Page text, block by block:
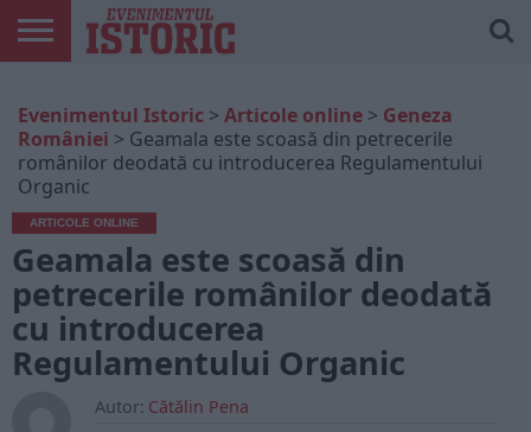
ONLINE
EDIȚII
TIPĂRITE
ISTORIC
PLAY
CONTUL
MEU
Evenimentul Istoric > Articole online > Geneza
României > Geamala este scoasă din petrecerile
românilor deodată cu introducerea Regulamentului
Organic
ARTICOLE ONLINE
Geamala este scoasă din
petrecerile românilor deodată
cu introducerea
Regulamentului Organic
Autor: Cătălin Pena